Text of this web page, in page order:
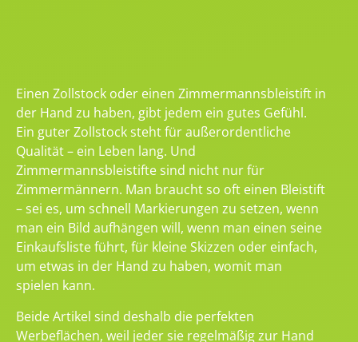
Einen Zollstock oder einen Zimmermannsbleistift in
der Hand zu haben, gibt jedem ein gutes Gefühl.
Ein guter Zollstock steht für außerordentliche
Qualität – ein Leben lang. Und
Zimmermannsbleistifte sind nicht nur für
Zimmermännern. Man braucht so oft einen Bleistift
– sei es, um schnell Markierungen zu setzen, wenn
man ein Bild aufhängen will, wenn man einen seine
Einkaufsliste führt, für kleine Skizzen oder einfach,
um etwas in der Hand zu haben, womit man
spielen kann.
Beide Artikel sind deshalb die perfekten
Werbeflächen, weil jeder sie regelmäßig zur Hand